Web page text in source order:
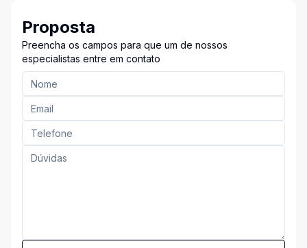
Proposta
Preencha os campos para que um de nossos
especialistas entre em contato